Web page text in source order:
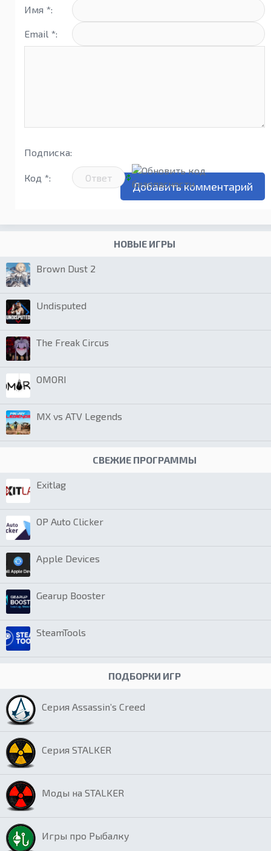
Имя *:
Email *:
Подписка:
Код *:
НОВЫЕ ИГРЫ
Brown Dust 2
Undisputed
The Freak Circus
OMORI
MX vs ATV Legends
СВЕЖИЕ ПРОГРАММЫ
Exitlag
OP Auto Clicker
Apple Devices
Gearup Booster
SteamTools
ПОДБОРКИ ИГР
Серия Assassin’s Creed
Серия STALKER
Моды на STALKER
Игры про Рыбалку